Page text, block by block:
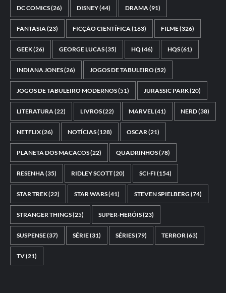
DC COMICS(26) DISNEY(44) DRAMA(91)
FANTASIA(23) FICÇÃO CIENTÍFICA(163) FILME(326)
GEEK(26) GEORGE LUCAS(35) HQ(46) HQS(61)
INDIANA JONES(26) JOGOS DE TABULEIRO(52)
JOGOS DE TABULEIRO MODERNOS(51) JURASSIC PARK(20)
LITERATURA(22) LIVROS(22) MARVEL(41) NERD(38)
NETFLIX(26) NOTÍCIAS(128) OSCAR(21)
PLANETA DOS MACACOS(22) QUADRINHOS(78)
RESENHA(35) RIDLEY SCOTT(20) SCI-FI (154)
STAR TREK(22) STAR WARS(41) STEVEN SPIELBERG (74)
STRANGER THINGS(25) SUPER-HERÓIS(23)
SUSPENSE(37) SÉRIE(31) SÉRIES(79) TERROR(63)
TV(21)